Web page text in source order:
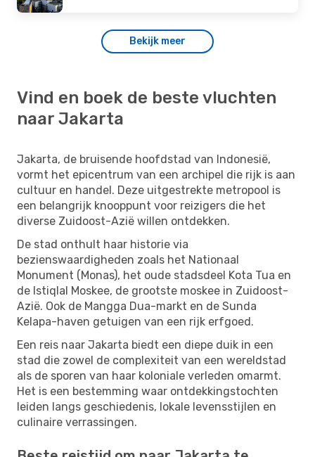
Bekijk meer
Vind en boek de beste vluchten
naar Jakarta
Jakarta, de bruisende hoofdstad van Indonesië,
vormt het epicentrum van een archipel die rijk is aan
cultuur en handel. Deze uitgestrekte metropool is
een belangrijk knooppunt voor reizigers die het
diverse Zuidoost-Azië willen ontdekken.
De stad onthult haar historie via
bezienswaardigheden zoals het Nationaal
Monument (Monas), het oude stadsdeel Kota Tua en
de Istiqlal Moskee, de grootste moskee in Zuidoost-
Azië. Ook de Mangga Dua-markt en de Sunda
Kelapa-haven getuigen van een rijk erfgoed.
Een reis naar Jakarta biedt een diepe duik in een
stad die zowel de complexiteit van een wereldstad
als de sporen van haar koloniale verleden omarmt.
Het is een bestemming waar ontdekkingstochten
leiden langs geschiedenis, lokale levensstijlen en
culinaire verrassingen.